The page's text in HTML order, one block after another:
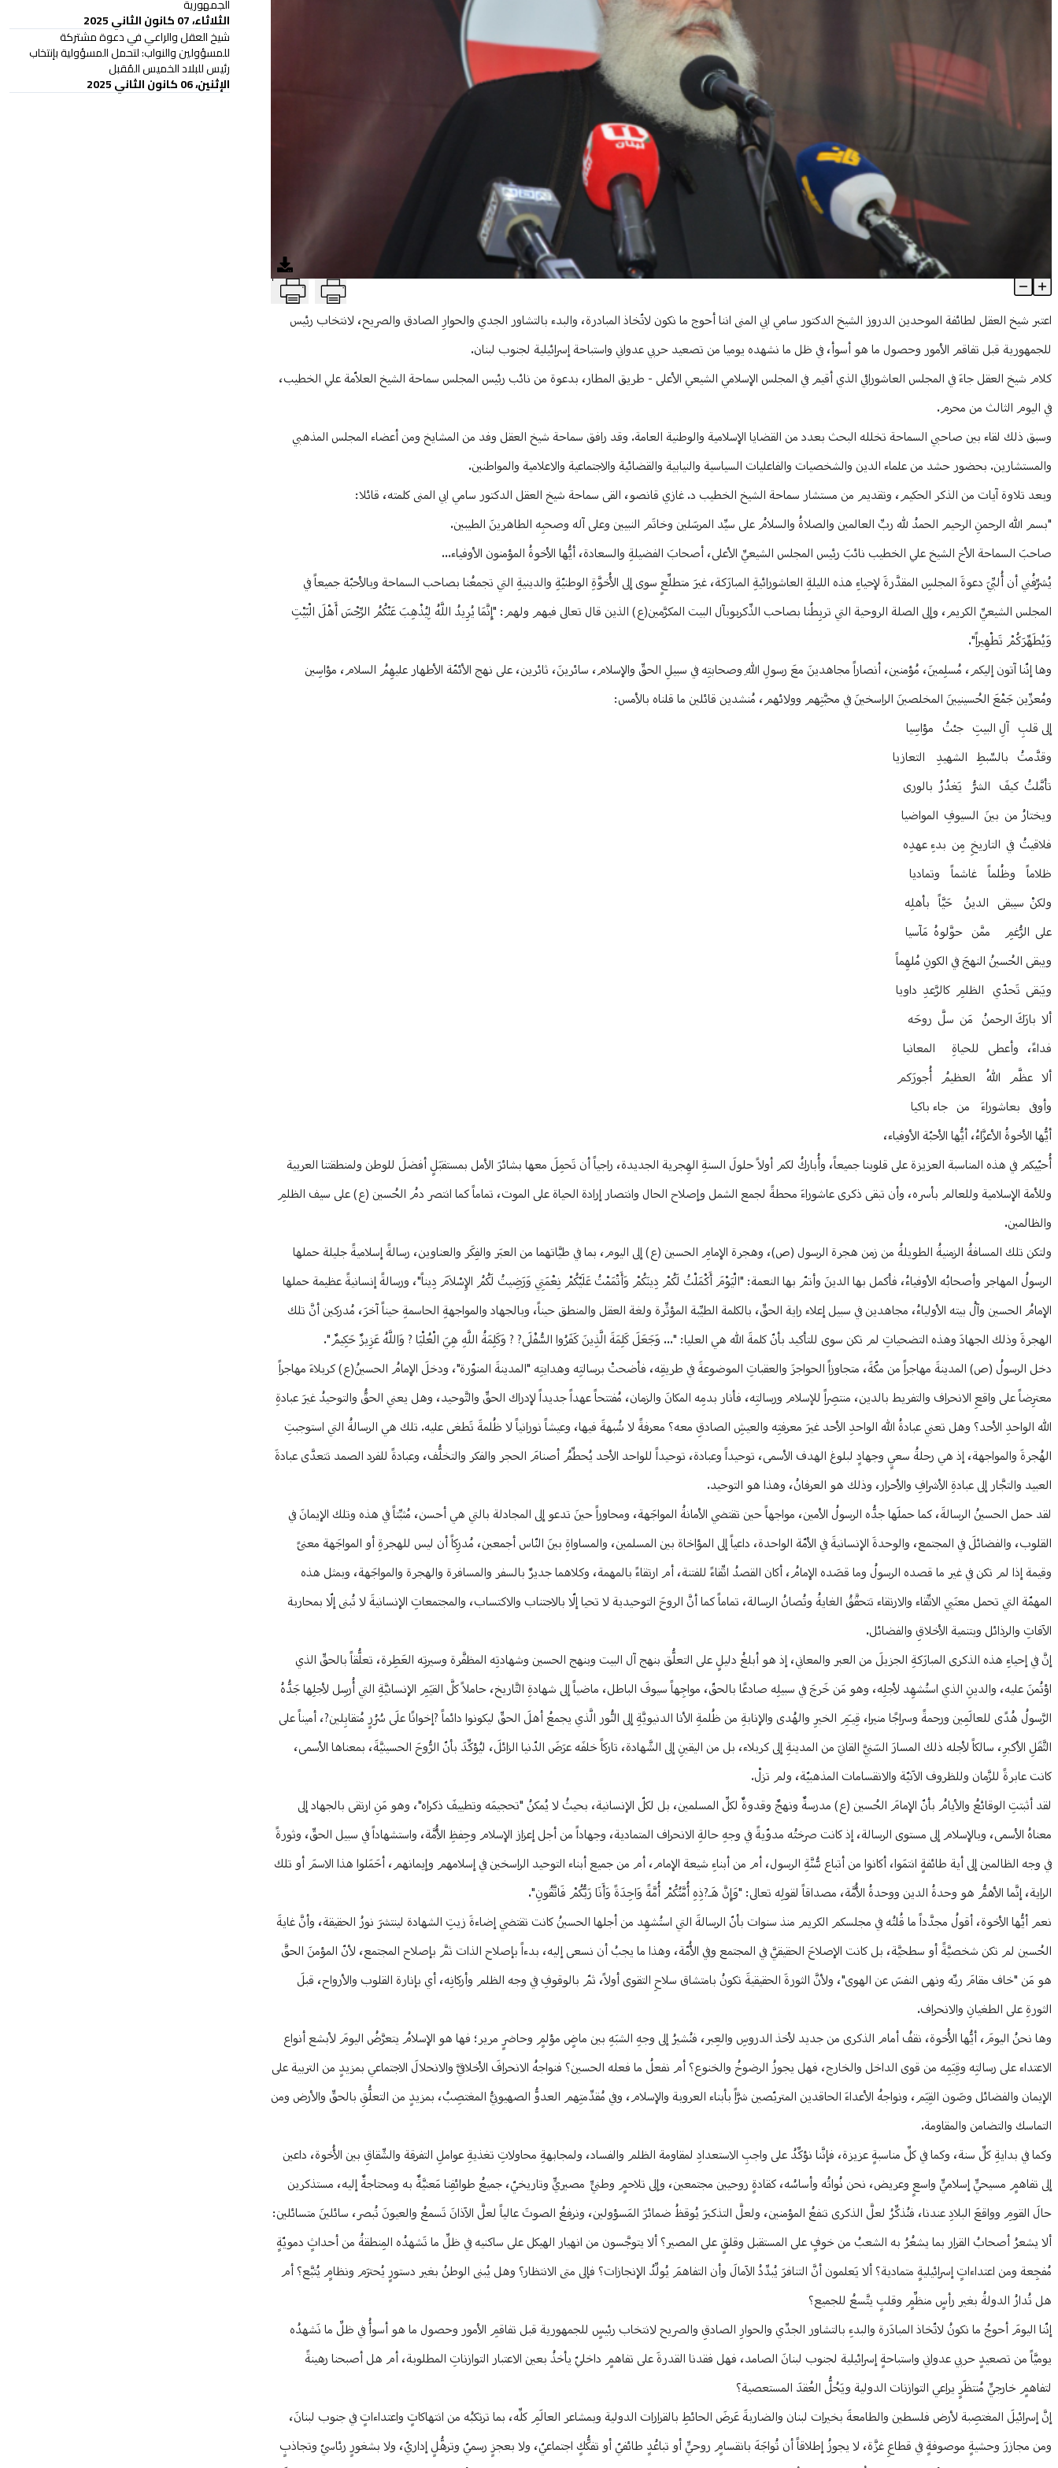
شيخ العقل: لتفاهم وتشاور جدي لانتخاب رئيس للجمهورية T
Article Content
اعتبر شيخ العقل لطائفة الموحدين الدروز الشيخ الدكتور سامي ابي المنى اننا أحوج ما نكون لاتّخاذ المبادرة، والبدء بالتشاور الجدي والحوارِ الصادق والصريح، لانتخاب رئيس
للجمهورية قبل تفاقم الأمور وحصول ما هو أسوأ، في ظل ما نشهده يوميا من تصعيد حربي عدواني واستباحة إسرائيلية لجنوب لبنان.
كلام شيخ العقل جاءَ في المجلس العاشورائي الذي أقيم في المجلس الإسلامي الشيعي الأعلى - طريق المطار، بدعوة من نائب رئيس المجلس سماحة الشيخ العلاّمة علي الخطيب،
في اليوم الثالث من محرم.
وسبق ذلك لقاء بين صاحبي السماحة تخلله البحث بعدد من القضايا الإسلامية والوطنية العامة. وقد رافق سماحة شيخ العقل وفد من المشايخ ومن أعضاء المجلس المذهبي
والمستشارين. بحضور حشد من علماء الدين والشخصيات والفاعليات السياسية والنيابية والقضائية والاجتماعية والاعلامية والمواطنين.
وبعد تلاوة آيات من الذكر الحكيم، وتقديم من مستشار سماحة الشيخ الخطيب د. غازي قانصو، القى سماحة شيخ العقل الدكتور سامي ابي المنى كلمته، قائلا:
"بسم الله الرحمنِ الرحيم الحمدُ لله ربِّ العالمين والصلاةُ والسلامُ على سيِّد المرسَلين وخاتَم النبيين وعلى آله وصحبِه الطاهرينَ الطيبين.
صاحبَ السماحة الأخ الشيخ علي الخطيب نائبَ رئيس المجلس الشيعيِّ الأعلى، أصحابَ الفضيلةِ والسعادة، أيُّها الأخوةُ المؤمنون الأوفياء...
يُشرِّفُني أن أُلبِّيَ دعوةَ المجلسِ المقدَّرةَ لإحياءِ هذه الليلةِ العاشورائيةِ المبارَكة، غيرَ متطلِّعٍ سوى إلى الأُخوَّةِ الوطنيّةِ والدينيةِ التي تجمعُنا بصاحب السماحة وبالأحبّة جميعاً في
المجلس الشيعيِّ الكريم، وإلى الصلة الروحية التي تربِطُنا بصاحب الذِّكرىوبآل البيت المكرَّمين(ع) الذين قال تعالى فيهم ولهم: "إِنَّمَا يُرِيدُ اللَّهُ لِيُذْهِبَ عَنْكُمُ الرِّجْسَ أَهْلَ الْبَيْتِ
وَيُطَهِّرَكُمْ تَطْهِيراً".
وها إنّنا آتون إليكم، مُسلِمينَ، مُؤمنين، أنصاراً مجاهدينَ معَ رسولِ اللهِ وصحابتِه في سبيلِ الحقِّ والإسلام، سائرينَ، ثائرين، على نهج الأئمّة الأطهار عليهِمُ السلام، مؤاسِين
ومُعزِّين جَمْعَ الحُسينيينَ المخلصينَ الراسخينَ في محبَّتِهم وولائهم، مُنشدين قائلين ما قلناه بالأمس:
إلى قلبِ آلِ البيتِ جئتُ مؤاسِيا
وقدَّمتُ بالسِّبطِ الشهيدِ التعازيا
تأمَّلتُ كيفَ الشرُّ يَغدُرُ بالورى
ويختارُ من بينَ السيوفِ المواضيا
فلاقيتُ في التاريخِ مِن بدءِ عهدِه
ظلاماً وظُلماً غاشماً وتماديا
ولكنْ سيبقى الدينُ حَيَّاً بأهلِه
على الرُّغمِ ممَّن حوَّلوهُ مَآسيا
ويبقى الحُسينُ النهجَ في الكونِ مُلهِماً
ويَبقى تَحدّي الظلمِ كالرَّعدِ داويا
ألا بارَكَ الرحمنُ مَن سلَّ روحَه
فداءً، وأعطى للحياةِ المعانيا
ألا عظَّم اللهُ العظيمُ أُجورَكم
وأوفى بعاشوراءَ من جاء باكيا
أيُّها الأخوةُ الأعزَّاءُ، أيُّها الأحبّة الأوفياء،
أُحيّيكم في هذه المناسبة العزيزة على قلوبنا جميعاً، وأُباركُ لكم أولاً حلولَ السنةِ الهِجرية الجديدة، راجياً أن تَحمِلَ معها بشائرَ الأمل بمستقبَلٍ أفضلَ للوطن ولمنطقتنا العربية
وللأمة الإسلامية وللعالم بأسره، وأن تبقى ذكرى عاشوراءَ محطةً لجمع الشمل وإصلاح الحال وانتصار إرادة الحياة على الموت، تماماً كما انتصر دمُ الحُسين (ع) على سيف الظلمِ
والظالمين.
ولتكن تلك المسافةُ الزمنيةُ الطويلةُ من زمن هجرة الرسول (ص)، وهجرة الإمامِ الحسين (ع) إلى اليوم، بما في طيَّاتهما من العبَر والفِكَر والعناوين، رسالةً إسلاميةً جليلة حملها
الرسولُ المهاجر وأصحابُه الأوفياءُ، فأكمل بها الدينَ وأتمّ بها النعمة: "الْيَوْمَ أَكْمَلْتُ لَكُمْ دِينَكُمْ وَأَتْمَمْتُ عَلَيْكُمْ نِعْمَتِي وَرَضِيتُ لَكُمُ الإِسْلاَمَ دِيناً"، ورسالةً إنسانيةً عظيمة حملها
الإمامُ الحسين وآلُ بيته الأولياءُ، مجاهدين في سبيل إعلاء راية الحقِّ، بالكلمة الطيِّبة المؤثِّرة ولغة العقل والمنطق حيناً، وبالجهاد والمواجهةِ الحاسمةِ حيناً آخرَ، مُدركين أنَّ تلك
الهجرةَ وذلك الجهادَ وهذه التضحياتِ لم تكن سوى للتأكيد بأنّ كلمةَ الله هي العليا: "... وَجَعَلَ كَلِمَةَ الَّذِينَ كَفَرُوا السُّفْلَى? ? وَكَلِمَةُ اللَّهِ هِيَ الْعُلْيَا ? وَاللَّهُ عَزِيزٌ حَكِيمٌ".
دخل الرسولُ (ص) المدينةَ مهاجراً من مكّةَ، متجاوزاً الحواجزَ والعقباتِ الموضوعةَ في طريقِه، فأضحتْ ‏برسالتِه وهدايتِه "المدينةَ المنوّرة"، ودخلَ الإمامُ الحسينُ(ع) كربلاءَ مهاجراً
معترِضاً على واقعِ الانحراف والتفريط بالدين، منتصِراً للإسلام ورسالتِه، فأنار بدمِه المكانَ والزمان، مُفتتحاً عهداً جديداً لإدراك الحقِّ ‏والتَّوحيد، وهل يعني الحقُّ والتوحيدُ غيرَ عبادةِ
الله الواحدِ الأحد؟ وهل تعني عبادةُ الله الواحدِ الأحد غيرَ معرفتِه والعيشِ الصادقِ معه؟ معرفةً لا شُبهةَ فيها، وعيشاً نورانياً لا ظُلمةَ تَطغى عليه. تلك هي الرسالةُ التي استوجبتِ
الهُجرةَ والمواجهة، إذ هي رحلةُ سعيٍ وجهادٍ لبلوغ الهدف الأسمى، توحيداً وعبادة، توحيداً للواحد الأحد يُحطِّمُ أصنامَ الحجر والفكر والتخلُّف، وعبادةً للفرد الصمد تتعدَّى عبادةَ
العبيد والتجَّار إلى عبادةِ الأشرافِ والأحرار، وذلك هو العرفانُ، وهذا هو التوحيد.
لقد حمل الحسينُ الرسالةَ، كما حملَها جدُّه الرسولُ الأمين، مواجهاً حين تقتضي الأمانةُ المواجَهة، ومحاوراً حينَ تدعو إلى المجادلة بالتي هي أحسن، مُثبِّتاً في هذه وتلك الإيمانَ في
القلوب، والفضائلَ في المجتمع، ‏والوحدةَ الإنسانيةَ في الأمّة الواحدة، داعياً إلى المؤاخاة بين المسلمين، والمساواةِ بينَ النّاس أجمعين، مُدرِكاً أن ليس للهجرةِ أو المواجَهة معنىً
وقيمة إذا لم تكن في غير ما قصده الرسولُ وما قصَده الإمامُ، أكان القصدُ اتِّقاءً للفتنة، أم ارتقاءً بالمهمة، وكلاهما جديرٌ بالسفر والمسافرة والهجرة والمواجَهة، وبمثل هذه
المهمّة التي تحمل معنَيي الاتِّقاء والارتقاء تتحقَّقُ الغايةُ وتُصانُ الرسالة، تماماً كما أنَّ الروحَ التوحيدية لا تحيا إلّا بالاجتناب والاكتساب، والمجتمعاتِ الإنسانيةَ لا تُبنى إلّا بمحاربة
الآفاتِ والرذائل وبتنمية الأخلاقِ والفضائل.
إنَّ في إحياءِ هذه الذكرى المبارَكةِ الجزيلَ من العبر والمعاني، إذ هو أبلغُ دليلٍ على التعلُّق بنهج آل البيت وبنهج الحسين وشهادتِه المظفَّرة وسيرتِه العَطِرة، تعلُّقاً بالحقِّ الذي
اؤتُمنَ عليه، والدينِ الذي استُشهِد لأجلِه، وهو مَن خَرجَ في سبيلِه صادعًا بالحقّ، مواجِهاً سيوفَ الباطل، ماضياً إلى شهادةِ التَّاريخ، حاملاً كلَّ القيَمِ الإنسانيَّةِ التي أُرسِل لأجلِها جَدُّهُ
الرَّسولُ هُدًى للعالَمِين ورحمةً وسراجًا منيرا، قِيـَمِ الخيرِ والهُدى والإنابةِ من ظُلمةِ الأنا الدنيويَّةِ إلى النُّور الَّذي يجمعُ أهلَ الحقِّ ليكونوا دائماً ?إخوانًا علَى سُرُرٍ مُتقابِلين?، أميناً على
الثَّقَلِ الأكبرِ، سالكاً لأجله ذلك المسارَ السَنيَّ القانيَ من المدينةِ إلى كربلاء، بل من اليقينِ إلى الشَّهادة، تاركاً خلفَه عرَضَ الدّنيا الزائلَ، ليُؤكِّدَ بأنّ الرُّوحَ الحسينيَّةَ، بمعناها الأسمى،
كانت عابرةً للزَّمان وللظروف الآنيّة والانقسامات المذهبيّة، ولم تزلْ.
لقد أثبتتِ الوقائعُ والأيامُ بأنّ الإمامَ الحُسين (ع) مدرسةٌ ونهجٌ وقدوةٌ لكلِّ المسلمين، بل لكلّ الإنسانية، بحيثُ لا يُمكنُ "تحجيمَه وتطييفَ ذكراه"، وهو مَنِ ارتقى بالجهاد إلى
معناهُ الأسمى، وبالإسلام إلى مستوى الرسالة، إذ كانت صرختُه مدوّيةً في وجهِ حالةِ الانحراف المتمادية، وجهاداً من أجل إعزاز الإسلام وحِفظِ الأُمَّة، واستشهاداً في سبيل الحقِّ، وثورةً
في وجه الظالمين إلى أية طائفةٍ انتمَوا، أكانوا من أتباع سُّنَّةِ الرسول، أم من أبناءِ شيعة الإمام، أم من جميع أبناء التوحيد الراسخين في إسلامهم وإيمانهم، أحَمَلوا هذا الاسمَ أو تلك
الراية، إنَّما الأهمُّ هو وحدةُ الدين ووحدةُ الأُمَّة، مصداقاً لقولِه تعالى: "وَإِنَّ هَـ?ذِهِ أُمَّتُكُمْ أُمَّةً وَاحِدَةً وَأَنَا رَبُّكُمْ فَاتَّقُونِ".
نعم أيُّها الأخوة، أقولُ مجدَّداً ما قُلتُه في مجلسكم الكريم منذ سنوات بأنّ الرسالةَ التي استُشهِد من أجلها الحسينُ كانت تقتضي إضاءةَ زيتِ الشهادة لينتشرَ نورُ الحقيقة، وأنَّ غايةَ
الحُسين لم تكن شخصيَّةً أو سطحيَّة، بل كانت الإصلاحَ الحقيقيَّ في المجتمع وفي الأُمّة، وهذا ما يجبُ أن نسعى إليه، بدءاً بإصلاح الذات ثمَّ بإصلاح المجتمع، لأنّ المؤمنَ الحقَّ
هو مَن "خاف مقامَ ربِّه ونهى النفسَ عن الهوى"، ولأنَّ الثورةَ الحقيقيةَ تكونُ بامتشاق سلاحِ التقوى أولاً، ثمّ بالوقوفِ في وجه الظلم وأركانِه، أي بإنارة القلوب والأرواح، قبلَ
الثورةِ على الطغيانِ والانحراف.
وها نحنُ اليومَ، أيُّها الأُخوة، نقفُ أمام الذكرى من جديد لأخذ الدروسِ والعِبر، فنُشيرُ إلى وجهِ الشبَهِ بين ماضٍ مؤلمٍ وحاضرٍ مرير؛ فها هو الإسلامُ يتعرَّضُ اليومَ لأبشع أنواع
الاعتداء على رسالتِه وقِيَمِه من قوى الداخل والخارج، فهل يجوزُ الرضوخُ والخنوع؟ أم نفعلُ ما فعله الحسين؟ فنواجهُ الانحرافَ الأخلاقيَّ والانحلالَ الاجتماعي بمزيدٍ من التربية على
الإيمان والفضائل وصَون القِيَم، ونواجهُ الأعداءَ الحاقدين المتربّصين شرَّاً بأبناء العروبة والإسلام، وفي مُقدِّمتِهم العدوُّ الصهيونيُّ المغتصِبُ، بمزيدٍ من التعلُّقِ بالحقِّ والأرض ومن
التماسك والتضامن والمقاومة.
وكما في بدايةِ كلِّ سنة، وكما في كلِّ مناسبةٍ عزيزة، فإنَّنا نؤكِّدُ على واجبِ الاستعدادِ لمقاومة الظلم والفساد، ولمجابهةِ محاولاتِ تغذيةِ عواملِ التفرقة والشِّقاقِ بين الأُخوة، داعين
إلى تفاهمٍ مسيحيٍّ إسلاميٍّ واسعٍ وعريض، نحن نُواتُه وأساسُه، كقادةٍ روحيين مجتمعين، وإلى تلاحمٍ وطنيٍّ مصيريٍّ وتاريخيّ، جميعُ طوائفِنا مَعنيَّةٌ به ومحتاجةٌ إليه، مستذكرين
حالَ القومِ وواقعَ البلادِ عندنا، فنُذكِّرُ لعلَّ الذكرى تنفعُ المؤمنين، ولعلَّ التذكيرَ يُوقظُ ضمائرَ المَسؤولين، ونرفعُ الصوتَ عالياً لعلَّ الآذانَ تَسمعُ والعيونَ تُبصر، سائلينَ متسائلين:
ألا يشعرُ أصحابُ القرار بما يشعُرُ به الشعبُ من خوفٍ على المستقبل وقلقٍ على المصير؟ ألا يتوجَّسون من انهيار الهيكل على ساكنيه في ظلِّ ما تَشهدُه المِنطقةُ من أحداثٍ دمويّةٍ
مُفجِعة ومن اعتداءاتٍ إسرائيليةٍ متمادية؟ ألا يَعلمون أنَّ التنافرَ يُبدِّدُ الآمالَ وأن التفاهمَ يُولِّدُ الإنجازات؟ فإلى متى الانتظار؟ وهل يُبنى الوطنُ بغير دستورٍ يُحترَم ونظامٍ يُتبَّع؟ أم
هل تُدارُ الدولةُ بغير رأسٍ منظِّمٍ وقلبٍ يتَّسعُ للجميع؟
إنّنا اليومَ أحوجُ ما نكونُ لاتّخاذ المبادَرة والبدءِ بالتشاور الجدِّي والحوارِ الصادقِ والصريح لانتخاب رئيسٍ للجمهورية قبل تفاقمِ الأمور وحصول ما هو أسوأُ في ظلِّ ما نَشهدُه
يوميَّاً من تصعيدٍ حربي عدواني واستباحةٍ إسرائيلية لجنوب لبنانَ الصامد، فهل فقدنا القدرةَ على تفاهمٍ داخليّ يأخذُ بعين الاعتبار التوازناتِ المطلوبة، أم هل أصبحنا رهينةً
لتفاهمٍ خارجيٍّ مُنتظَرٍ يراعي التوازنات الدولية ويَحُلُّ العُقدَ المستعصية؟
إنَّ إسرائيلَ المغتصِبة لأرض فلسطين والطامعةَ بخيرات لبنان والضاربةَ عَرضَ الحائطِ بالقرارات الدولية وبمشاعر العالَمِ كلِّه، بما ترتكبُه من انتهاكاتٍ واعتداءاتٍ في جنوب لبنانَ،
ومن مجازرَ وحشيةٍ موصوفةٍ في قطاعِ غزَّة، لا يجوزُ إطلاقاً أن تُواجَهَ بانقسامٍ روحيٍّ أو تباعُدٍ طائفيّ أو تفكُّكٍ اجتماعيّ، ولا بعجزٍ رسميّ وترهُّلٍ إداريّ، ولا بشغورٍ رئاسيّ وتجاذبٍ
الجمهورية
الثلاثاء، 07 كانون الثاني 2025
شيخ العقل والراعي في دعوة مشتركة
للمسؤولين والنواب: لتحمل المسؤولية بإنتخاب
رئيس للبلاد الخميس المُقبل
الإثنين، 06 كانون الثاني 2025